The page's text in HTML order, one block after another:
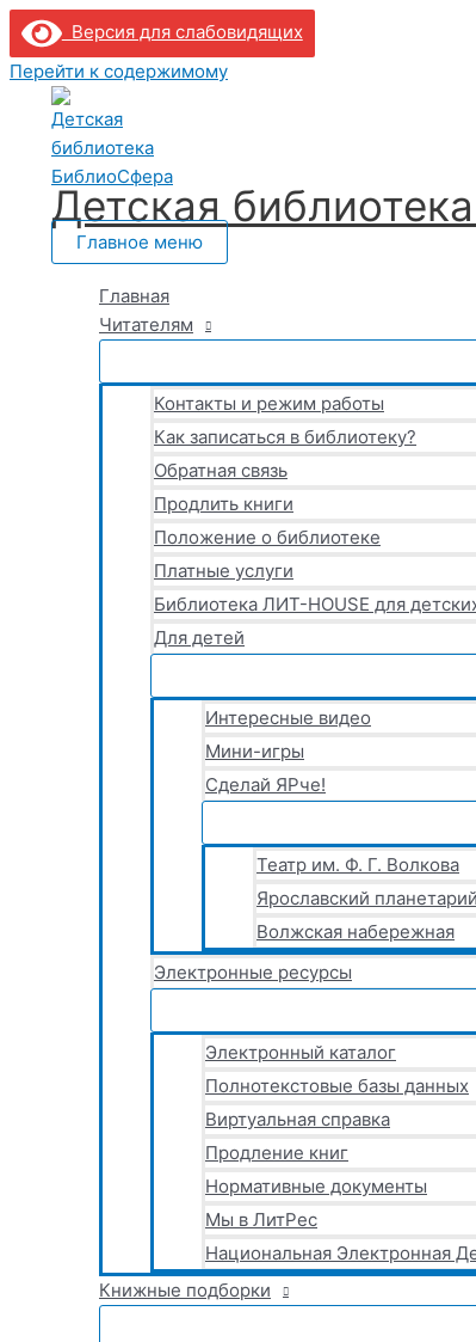
Версия для слабовидящих
Перейти к содержимому
Детская
Главное меню
Главная
Читателям
Контакты и режим работы
Как записаться в библиотеку?
Обратная связь
Продлить книги
Положение о библиотеке
Платные услуги
Библиотека ЛИТ-HOUSE для
Для детей
Интересные видео
Мини-игры
Сделай ЯРче!
Театр им. Ф. Г. Волкова
Ярославский
Волжская набережная
Электронные ресурсы
Электронный каталог
Полнотекстовые базы данных
Виртуальная справка
Продление книг
Нормативные документы
Мы в ЛитРес
Национальная Электронная
Книжные подборки